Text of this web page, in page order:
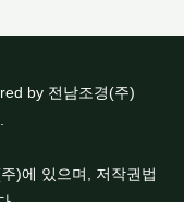
by 전남조경(주)
)에 있으며, 저작권법